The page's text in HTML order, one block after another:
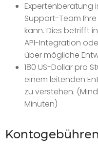
Expertenberatung
Support-Team
kann. Dies betrifft
API-Integration
über mögliche
180 US-Dollar pro
einem leitenden
zu verstehen.
Minuten)
Kontogebühren